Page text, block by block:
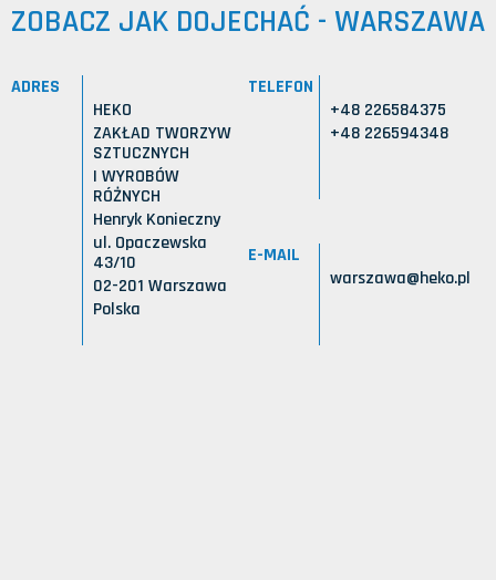
ZOBACZ JAK DOJECHAĆ - WARSZAWA
ADRES
HEKO
ZAKŁAD TWORZYW
SZTUCZNYCH
I WYROBÓW
RÓŻNYCH
Henryk Konieczny
ul. Opaczewska
43/10
02-201 Warszawa
Polska
TELEFON
+48 226584375
+48 226594348
E-MAIL
warszawa@heko.pl